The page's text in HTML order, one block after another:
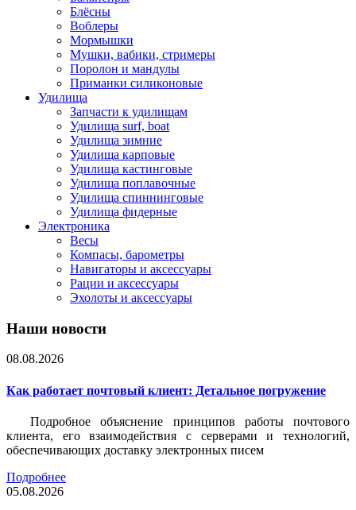
Блёсны
Воблеры
Мормышки
Мушки, вабики, стримеры
Поролон и мандулы
Приманки силиконовые
Удилища
Запчасти к удилищам
Удилища surf, boat
Удилища зимние
Удилища карповые
Удилища кастинговые
Удилища поплавочные
Удилища спиннинговые
Удилища фидерные
Электроника
Весы
Компасы, барометры
Навигаторы и аксессуары
Рации и аксессуары
Эхолоты и аксессуары
Наши новости
08.08.2026
Как работает почтовый клиент: Детальное погружение
Подробное объяснение принципов работы почтового
клиента, его взаимодействия с серверами и технологий,
обеспечивающих доставку электронных писем
Подробнее
05.08.2026